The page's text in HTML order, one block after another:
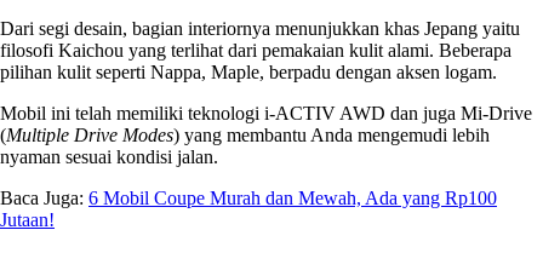
Dari segi desain, bagian interiornya menunjukkan khas Jepang yaitu
filosofi Kaichou yang terlihat dari pemakaian kulit alami. Beberapa
pilihan kulit seperti Nappa, Maple, berpadu dengan aksen logam.
Mobil ini telah memiliki teknologi i-ACTIV AWD dan juga Mi-Drive
(Multiple Drive Modes) yang membantu Anda mengemudi lebih
nyaman sesuai kondisi jalan.
Baca Juga: 6 Mobil Coupe Murah dan Mewah, Ada yang Rp100
Jutaan!